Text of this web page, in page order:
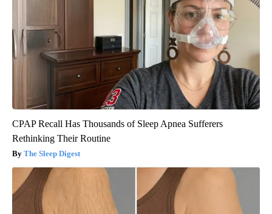
CPAP Recall Has Thousands of Sleep Apnea Sufferers
Rethinking Their Routine
The Sleep Digest